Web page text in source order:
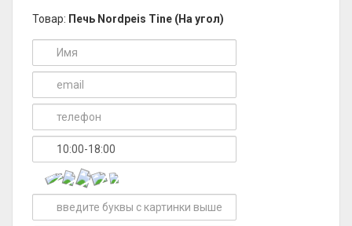
Товар: Печь Nordpeis Tine (На угол)